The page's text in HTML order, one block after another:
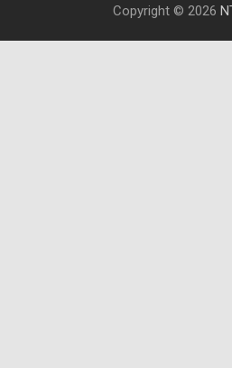
Copyright © 2026